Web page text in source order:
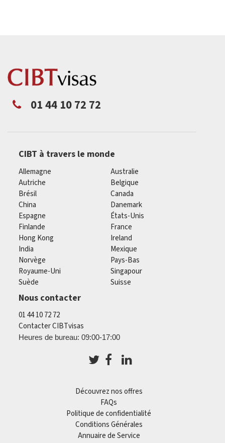
01 44 10 72 72
CIBT à travers le monde
Allemagne
Australie
Autriche
Belgique
Brésil
Canada
China
Danemark
Espagne
États-Unis
Finlande
France
Hong Kong
Ireland
India
Mexique
Norvège
Pays-Bas
Royaume-Uni
Singapour
Suède
Suisse
Nous contacter
01 44 10 72 72
Contacter CIBTvisas
Heures de bureau: 09:00-17:00
Découvrez nos offres
FAQs
Politique de confidentialité
Conditions Générales
Annuaire de Service